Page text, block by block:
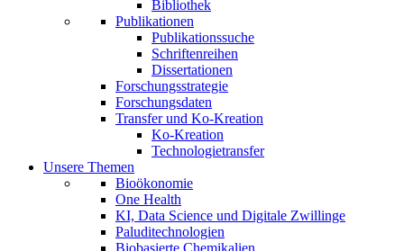
Bibliothek
Publikationen
Publikationssuche
Schriftenreihen
Dissertationen
Forschungsstrategie
Forschungsdaten
Transfer und Ko-Kreation
Ko-Kreation
Technologietransfer
Unsere Themen
Bioökonomie
One Health
KI, Data Science und Digitale Zwillinge
Paluditechnologien
Biobasierte Chemikalien